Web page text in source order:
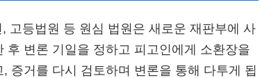
고등법원 등 원심 법원은 새로운 재판부에 사
변론 기일을 정하고 피고인에게 소환장을
증거를 다시 검토하며 변론을 통해 다투게 됩